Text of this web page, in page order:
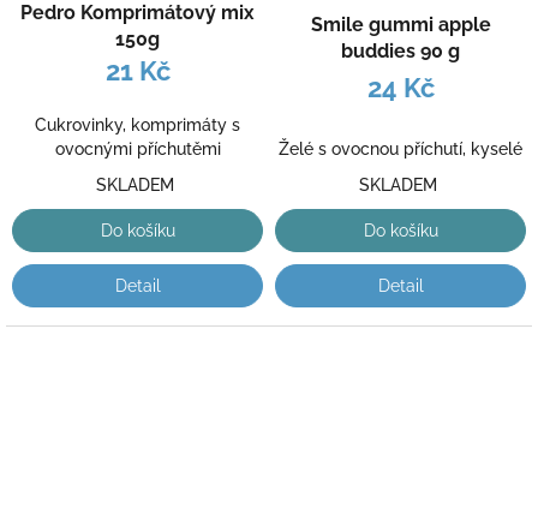
Pedro Komprimátový mix
150g
21 Kč
Cukrovinky, komprimáty s
ovocnými příchutěmi
SKLADEM
Do košíku
Detail
Smile gummi apple
buddies 90 g
24 Kč
Želé s ovocnou příchutí, kyselé
SKLADEM
Do košíku
Detail